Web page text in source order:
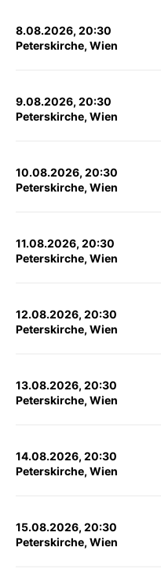
8.08.2026, 20:30
Peterskirche, Wien
9.08.2026, 20:30
Peterskirche, Wien
10.08.2026, 20:30
Peterskirche, Wien
11.08.2026, 20:30
Peterskirche, Wien
12.08.2026, 20:30
Peterskirche, Wien
13.08.2026, 20:30
Peterskirche, Wien
14.08.2026, 20:30
Peterskirche, Wien
15.08.2026, 20:30
Peterskirche, Wien